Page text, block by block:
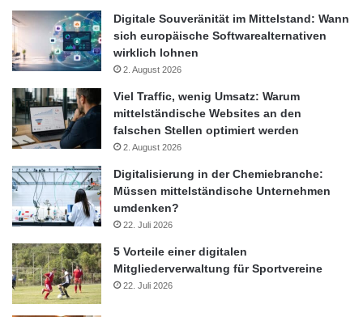
Digitale Souveränität im Mittelstand: Wann
sich europäische Softwarealternativen
wirklich lohnen
2. August 2026
Viel Traffic, wenig Umsatz: Warum
mittelständische Websites an den
falschen Stellen optimiert werden
2. August 2026
Digitalisierung in der Chemiebranche:
Müssen mittelständische Unternehmen
umdenken?
22. Juli 2026
5 Vorteile einer digitalen
Mitgliederverwaltung für Sportvereine
22. Juli 2026